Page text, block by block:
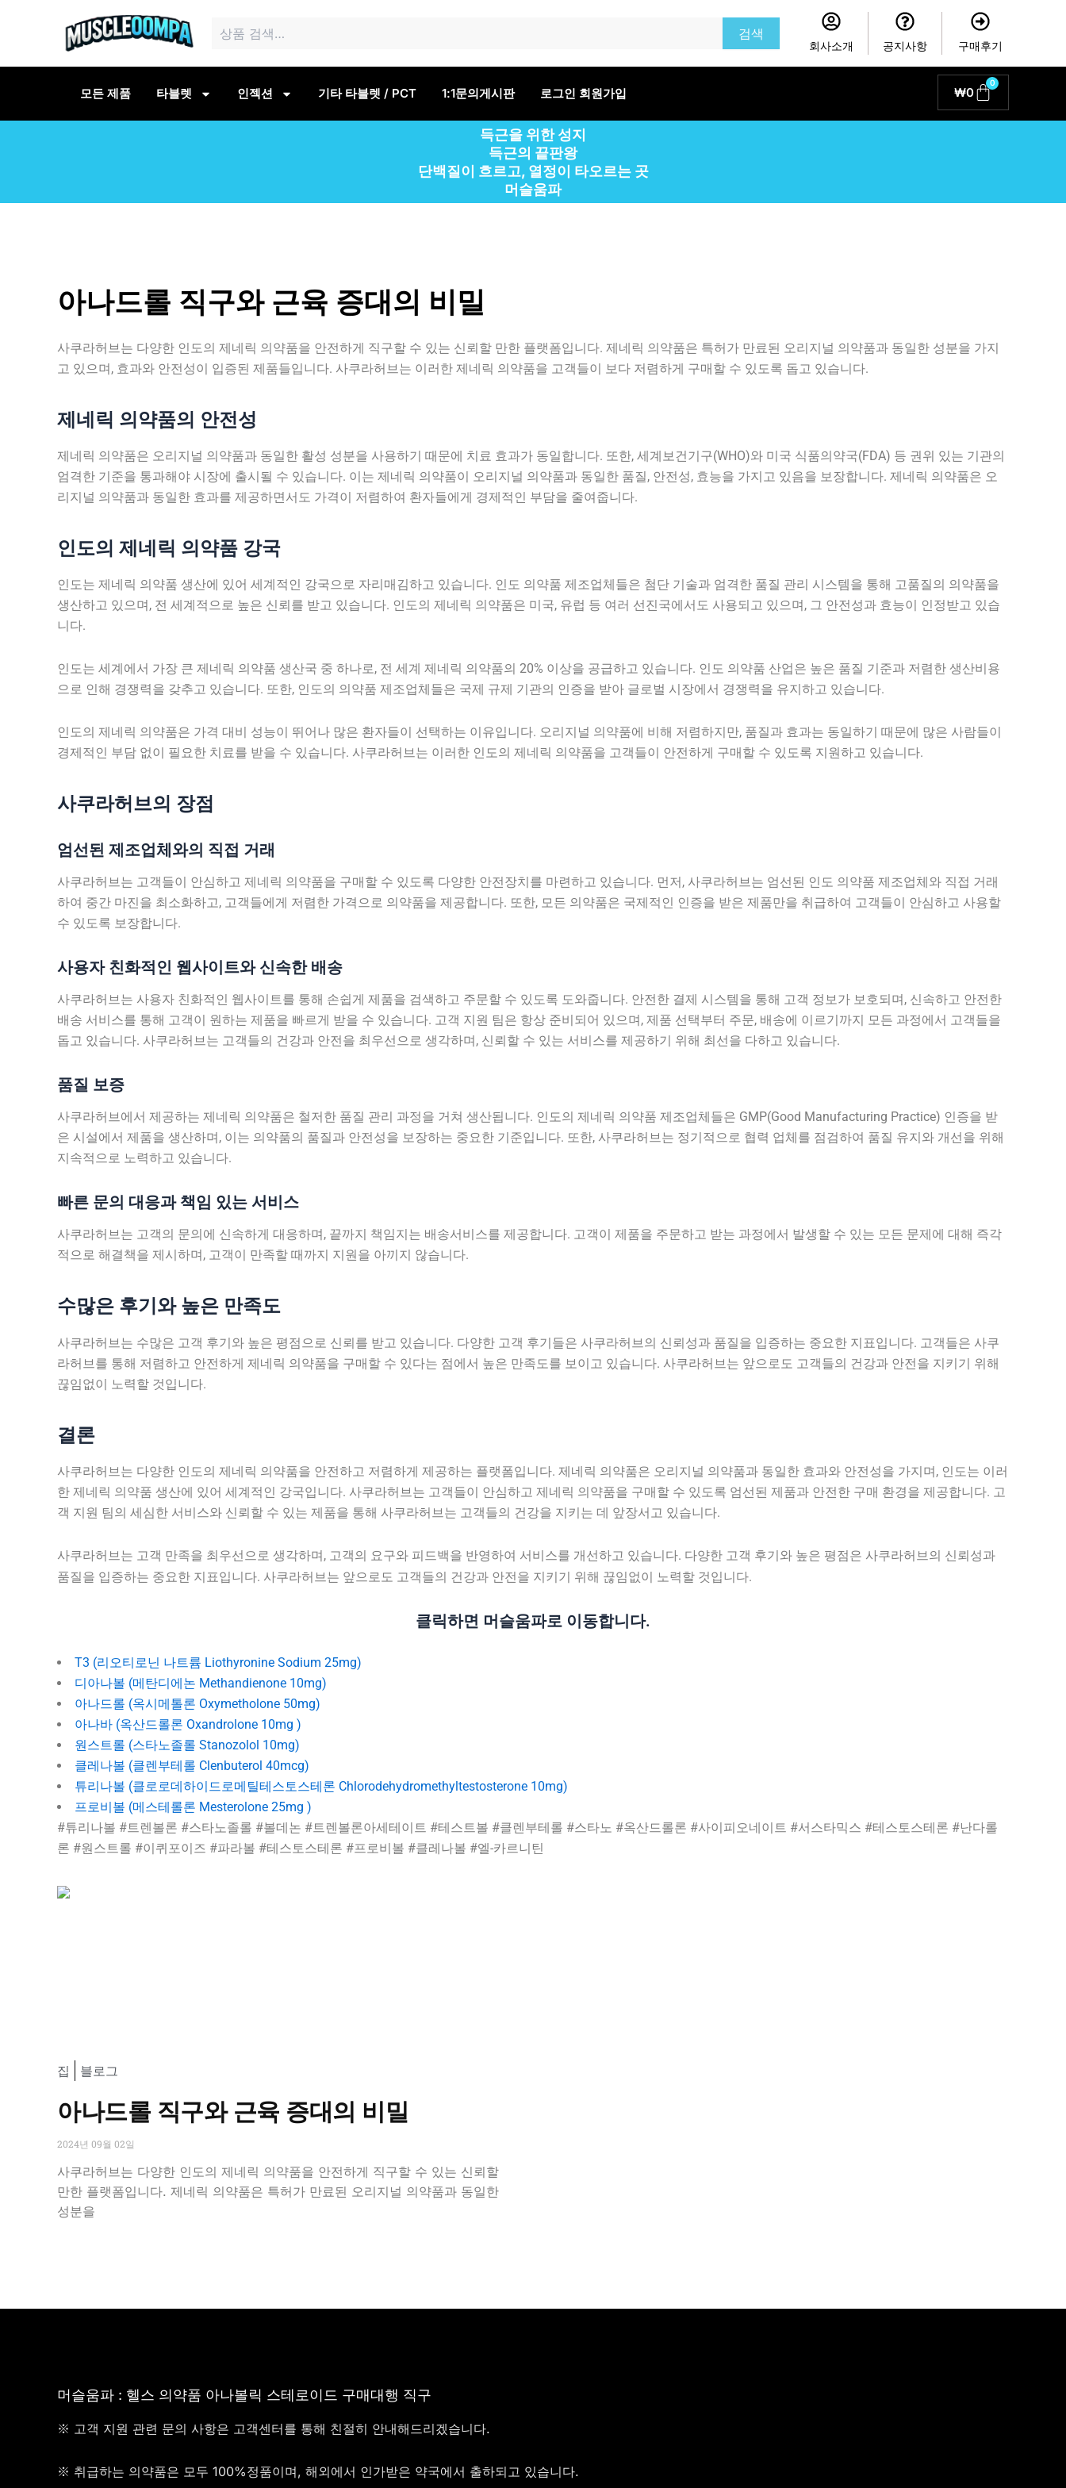
로
색:
검색
회사소개 공지사항 구매후기
모든 제품 타블렛 인젝션 기타 타블렛 / PCT 1:1문의게시판 로그인 회원가입 ₩0
0
Cart
득근을 위한 성지
득근의 끝판왕
단백질이 흐르고, 열정이 타오르는 곳
머슬움파
아나드롤 직구와 근육 증대의 비밀
사쿠라허브는 다양한 인도의 제네릭 의약품을 안전하게 직구할 수 있는 신뢰할 만한 플랫폼입니다. 제네릭 의약품은 특허가 만료된 오리지널 의약품과 동일한 성분을 가지
고 있으며, 효과와 안전성이 입증된 제품들입니다. 사쿠라허브는 이러한 제네릭 의약품을 고객들이 보다 저렴하게 구매할 수 있도록 돕고 있습니다.
제네릭 의약품의 안전성
제네릭 의약품은 오리지널 의약품과 동일한 활성 성분을 사용하기 때문에 치료 효과가 동일합니다. 또한, 세계보건기구(WHO)와 미국 식품의약국(FDA) 등 권위 있는 기관의
엄격한 기준을 통과해야 시장에 출시될 수 있습니다. 이는 제네릭 의약품이 오리지널 의약품과 동일한 품질, 안전성, 효능을 가지고 있음을 보장합니다. 제네릭 의약품은 오
리지널 의약품과 동일한 효과를 제공하면서도 가격이 저렴하여 환자들에게 경제적인 부담을 줄여줍니다.
인도의 제네릭 의약품 강국
인도는 제네릭 의약품 생산에 있어 세계적인 강국으로 자리매김하고 있습니다. 인도 의약품 제조업체들은 첨단 기술과 엄격한 품질 관리 시스템을 통해 고품질의 의약품을
생산하고 있으며, 전 세계적으로 높은 신뢰를 받고 있습니다. 인도의 제네릭 의약품은 미국, 유럽 등 여러 선진국에서도 사용되고 있으며, 그 안전성과 효능이 인정받고 있습
니다.
인도는 세계에서 가장 큰 제네릭 의약품 생산국 중 하나로, 전 세계 제네릭 의약품의 20% 이상을 공급하고 있습니다. 인도 의약품 산업은 높은 품질 기준과 저렴한 생산비용
으로 인해 경쟁력을 갖추고 있습니다. 또한, 인도의 의약품 제조업체들은 국제 규제 기관의 인증을 받아 글로벌 시장에서 경쟁력을 유지하고 있습니다.
인도의 제네릭 의약품은 가격 대비 성능이 뛰어나 많은 환자들이 선택하는 이유입니다. 오리지널 의약품에 비해 저렴하지만, 품질과 효과는 동일하기 때문에 많은 사람들이
경제적인 부담 없이 필요한 치료를 받을 수 있습니다. 사쿠라허브는 이러한 인도의 제네릭 의약품을 고객들이 안전하게 구매할 수 있도록 지원하고 있습니다.
사쿠라허브의 장점
엄선된 제조업체와의 직접 거래
사쿠라허브는 고객들이 안심하고 제네릭 의약품을 구매할 수 있도록 다양한 안전장치를 마련하고 있습니다. 먼저, 사쿠라허브는 엄선된 인도 의약품 제조업체와 직접 거래
하여 중간 마진을 최소화하고, 고객들에게 저렴한 가격으로 의약품을 제공합니다. 또한, 모든 의약품은 국제적인 인증을 받은 제품만을 취급하여 고객들이 안심하고 사용할
수 있도록 보장합니다.
사용자 친화적인 웹사이트와 신속한 배송
사쿠라허브는 사용자 친화적인 웹사이트를 통해 손쉽게 제품을 검색하고 주문할 수 있도록 도와줍니다. 안전한 결제 시스템을 통해 고객 정보가 보호되며, 신속하고 안전한
배송 서비스를 통해 고객이 원하는 제품을 빠르게 받을 수 있습니다. 고객 지원 팀은 항상 준비되어 있으며, 제품 선택부터 주문, 배송에 이르기까지 모든 과정에서 고객들을
돕고 있습니다. 사쿠라허브는 고객들의 건강과 안전을 최우선으로 생각하며, 신뢰할 수 있는 서비스를 제공하기 위해 최선을 다하고 있습니다.
품질 보증
사쿠라허브에서 제공하는 제네릭 의약품은 철저한 품질 관리 과정을 거쳐 생산됩니다. 인도의 제네릭 의약품 제조업체들은 GMP(Good Manufacturing Practice) 인증을 받
은 시설에서 제품을 생산하며, 이는 의약품의 품질과 안전성을 보장하는 중요한 기준입니다. 또한, 사쿠라허브는 정기적으로 협력 업체를 점검하여 품질 유지와 개선을 위해
지속적으로 노력하고 있습니다.
빠른 문의 대응과 책임 있는 서비스
사쿠라허브는 고객의 문의에 신속하게 대응하며, 끝까지 책임지는 배송서비스를 제공합니다. 고객이 제품을 주문하고 받는 과정에서 발생할 수 있는 모든 문제에 대해 즉각
적으로 해결책을 제시하며, 고객이 만족할 때까지 지원을 아끼지 않습니다.
수많은 후기와 높은 만족도
사쿠라허브는 수많은 고객 후기와 높은 평점으로 신뢰를 받고 있습니다. 다양한 고객 후기들은 사쿠라허브의 신뢰성과 품질을 입증하는 중요한 지표입니다. 고객들은 사쿠
라허브를 통해 저렴하고 안전하게 제네릭 의약품을 구매할 수 있다는 점에서 높은 만족도를 보이고 있습니다. 사쿠라허브는 앞으로도 고객들의 건강과 안전을 지키기 위해
끊임없이 노력할 것입니다.
결론
사쿠라허브는 다양한 인도의 제네릭 의약품을 안전하고 저렴하게 제공하는 플랫폼입니다. 제네릭 의약품은 오리지널 의약품과 동일한 효과와 안전성을 가지며, 인도는 이러
한 제네릭 의약품 생산에 있어 세계적인 강국입니다. 사쿠라허브는 고객들이 안심하고 제네릭 의약품을 구매할 수 있도록 엄선된 제품과 안전한 구매 환경을 제공합니다. 고
객 지원 팀의 세심한 서비스와 신뢰할 수 있는 제품을 통해 사쿠라허브는 고객들의 건강을 지키는 데 앞장서고 있습니다.
사쿠라허브는 고객 만족을 최우선으로 생각하며, 고객의 요구와 피드백을 반영하여 서비스를 개선하고 있습니다. 다양한 고객 후기와 높은 평점은 사쿠라허브의 신뢰성과
품질을 입증하는 중요한 지표입니다. 사쿠라허브는 앞으로도 고객들의 건강과 안전을 지키기 위해 끊임없이 노력할 것입니다.
클릭하면 머슬움파로 이동합니다.
T3 (리오티로닌 나트륨 Liothyronine Sodium 25mg)
디아나볼 (메탄디에논 Methandienone 10mg)
아나드롤 (옥시메톨론 Oxymetholone 50mg)
아나바 (옥산드롤론 Oxandrolone 10mg )
원스트롤 (스타노졸롤 Stanozolol 10mg)
클레나볼 (클렌부테롤 Clenbuterol 40mcg)
튜리나볼 (클로로데하이드로메틸테스토스테론 Chlorodehydromethyltestosterone 10mg)
프로비볼 (메스테롤론 Mesterolone 25mg )
#튜리나볼 #트렌볼론 #스타노졸롤 #볼데논 #트렌볼론아세테이트 #테스트볼 #클렌부테롤 #스타노 #옥산드롤론 #사이피오네이트 #서스타믹스 #테스토스테론 #난다롤
론 #원스트롤 #이퀴포이즈 #파라볼 #테스토스테론 #프로비볼 #클레나볼 #엘-카르니틴
집 블로그
아나드롤 직구와 근육 증대의 비밀
2024년 09월 02일
사쿠라허브는 다양한 인도의 제네릭 의약품을 안전하게 직구할 수 있는 신뢰할
만한 플랫폼입니다. 제네릭 의약품은 특허가 만료된 오리지널 의약품과 동일한
성분을
머슬움파 : 헬스 의약품 아나볼릭 스테로이드 구매대행 직구
※ 고객 지원 관련 문의 사항은 고객센터를 통해 친절히 안내해드리겠습니다.
※ 취급하는 의약품은 모두 100%정품이며, 해외에서 인가받은 약국에서 출하되고 있습니다.